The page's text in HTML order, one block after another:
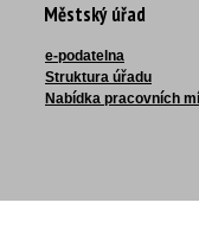
Městský úřad
e-podatelna
Struktura úřadu
Nabídka pracovních